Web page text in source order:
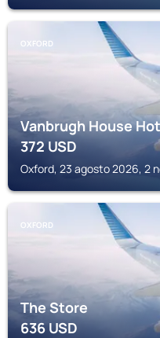
OXFORD
Vanbrugh House
372USD
Oxford, 23 agosto 2026, 2
OXFORD
The Store
636USD